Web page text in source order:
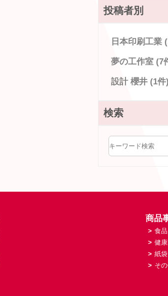
投稿者別
日本印刷工業
夢の工作室 (7
設計 櫻井 (1件)
検索
商品
> 食
> 健
> 紙袋
> そ